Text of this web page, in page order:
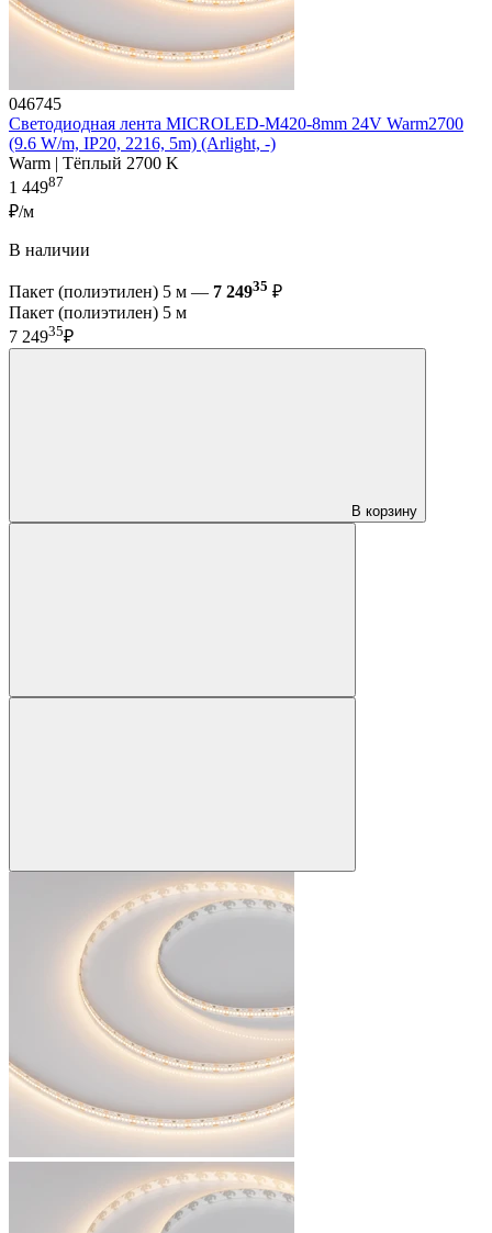
046745
Светодиодная лента MICROLED-M420-8mm 24V Warm2700
(9.6 W/m, IP20, 2216, 5m) (Arlight, -)
Warm | Тёплый 2700 K
1 44987
₽/м
В наличии
Пакет (полиэтилен) 5 м — 7 24935 ₽
Пакет (полиэтилен) 5 м
7 24935₽
В корзину